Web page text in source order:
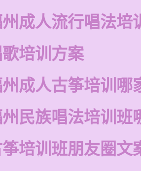
成人流行唱法培
培训方案
成人古筝培训哪
民族唱法培训班
培训班朋友圈文